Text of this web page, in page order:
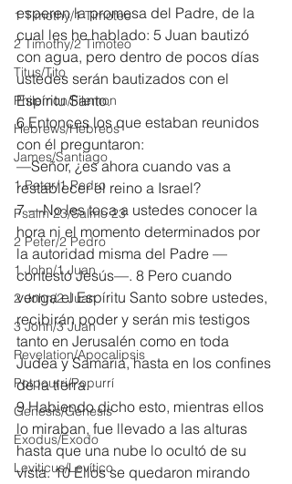
1 Timothy/1 Timoteo
2 Timothy/2 Timoteo
Titus/Tito
Philemon/Filemon
Hebrews/Hebreos
James/Santiago
1 Peter/1 Pedro
Psalm 23/Salmo 23
2 Peter/2 Pedro
1 John/1 Juan
2 John/2 Juan
3 John/3 Juan
Revelation/Apocalipsis
Potpourri/Popurrí
Genesis/Génesis
Exodus/Éxodo
Leviticus/Levítico
esperen la promesa del Padre, de la
cual les he hablado: 5 Juan bautizó
con agua, pero dentro de pocos días
ustedes serán bautizados con el
Espíritu Santo.
6 Entonces los que estaban reunidos
con él preguntaron:
—Señor, ¿es ahora cuando vas a
restablecer el reino a Israel?
7 —No les toca a ustedes conocer la
hora ni el momento determinados por
la autoridad misma del Padre —
contestó Jesús—. 8 Pero cuando
venga el Espíritu Santo sobre ustedes,
recibirán poder y serán mis testigos
tanto en Jerusalén como en toda
Judea y Samaria, hasta en los confines
de la tierra.
9 Habiendo dicho esto, mientras ellos
lo miraban, fue llevado a las alturas
hasta que una nube lo ocultó de su
vista. 10 Ellos se quedaron mirando